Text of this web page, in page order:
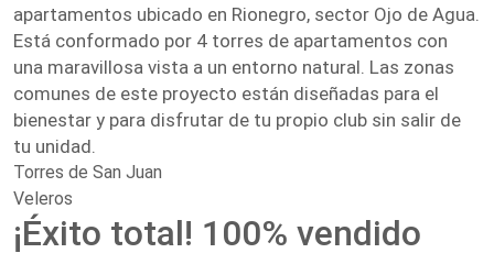
apartamentos ubicado en Rionegro, sector Ojo de Agua.
Está conformado por 4 torres de apartamentos con
una maravillosa vista a un entorno natural. Las zonas
comunes de este proyecto están diseñadas para el
bienestar y para disfrutar de tu propio club sin salir de
tu unidad.
Torres de San Juan
Veleros
¡Éxito total! 100% vendido